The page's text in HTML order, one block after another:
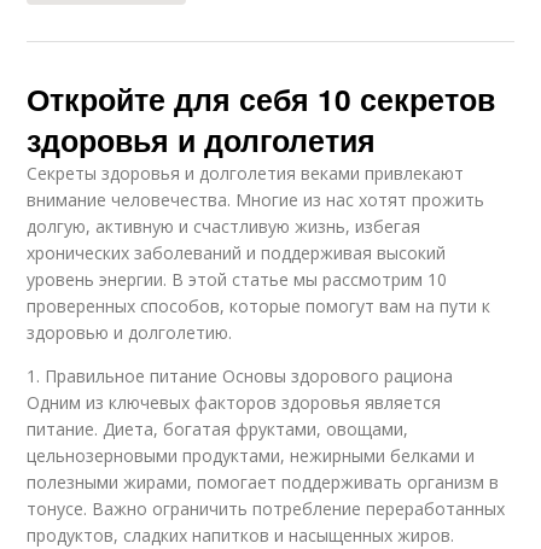
Откройте для себя 10 секретов
здоровья и долголетия
Секреты здоровья и долголетия веками привлекают
внимание человечества. Многие из нас хотят прожить
долгую, активную и счастливую жизнь, избегая
хронических заболеваний и поддерживая высокий
уровень энергии. В этой статье мы рассмотрим 10
проверенных способов, которые помогут вам на пути к
здоровью и долголетию.
1. Правильное питание Основы здорового рациона
Одним из ключевых факторов здоровья является
питание. Диета, богатая фруктами, овощами,
цельнозерновыми продуктами, нежирными белками и
полезными жирами, помогает поддерживать организм в
тонусе. Важно ограничить потребление переработанных
продуктов, сладких напитков и насыщенных жиров.